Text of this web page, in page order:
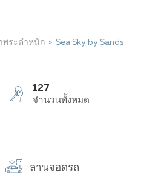
พระตำหนัก Sea Sky by Sands
ลานจอดรถ